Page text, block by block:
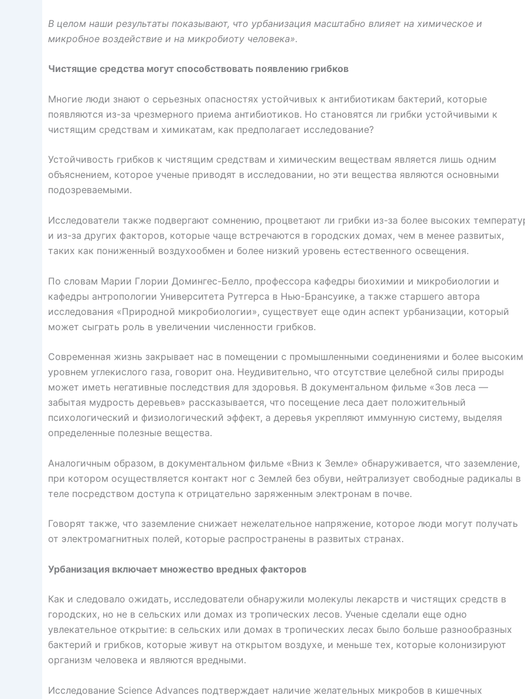
В целом наши результаты показывают, что урбанизация масштабно влияет на химическое и
микробное воздействие и на микробиоту человека».
Чистящие средства могут способствовать появлению грибков
Многие люди знают о серьезных опасностях устойчивых к антибиотикам бактерий, которые
появляются из-за чрезмерного приема антибиотиков. Но становятся ли грибки устойчивыми к
чистящим средствам и химикатам, как предполагает исследование?
Устойчивость грибков к чистящим средствам и химическим веществам является лишь одним
объяснением, которое ученые приводят в исследовании, но эти вещества являются основными
подозреваемыми.
Исследователи также подвергают сомнению, процветают ли грибки из-за более высоких
и из-за других факторов, которые чаще встречаются в городских домах, чем в менее развитых,
таких как пониженный воздухообмен и более низкий уровень естественного освещения.
По словам Марии Глории Домингес-Белло, профессора кафедры биохимии и микробиологии и
кафедры антропологии Университета Рутгерса в Нью-Брансуике, а также старшего автора
исследования «Природной микробиологии», существует еще один аспект урбанизации, который
может сыграть роль в увеличении численности грибков.
Современная жизнь закрывает нас в помещении с промышленными соединениями и более высоким
уровнем углекислого газа, говорит она. Неудивительно, что отсутствие целебной силы природы
может иметь негативные последствия для здоровья. В документальном фильме «Зов леса —
забытая мудрость деревьев» рассказывается, что посещение леса дает положительный
психологический и физиологический эффект, а деревья укрепляют иммунную систему, выделяя
определенные полезные вещества.
Аналогичным образом, в документальном фильме «Вниз к Земле» обнаруживается, что заземление,
при котором осуществляется контакт ног с Землей без обуви, нейтрализует свободные радикалы в
теле посредством доступа к отрицательно заряженным электронам в почве.
Говорят также, что заземление снижает нежелательное напряжение, которое люди могут получать
от электромагнитных полей, которые распространены в развитых странах.
Урбанизация включает множество вредных факторов
Как и следовало ожидать, исследователи обнаружили молекулы лекарств и чистящих средств в
городских, но не в сельских или домах из тропических лесов. Ученые сделали еще одно
увлекательное открытие: в сельских или домах в тропических лесах было больше разнообразных
бактерий и грибков, которые живут на открытом воздухе, и меньше тех, которые колонизируют
организм человека и являются вредными.
Исследование Science Advances подтверждает наличие желательных микробов в кишечных